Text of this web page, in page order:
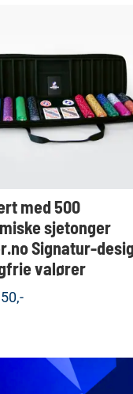
KJØP
Detaljer
med 500
sjetonger
Signatur-
valører